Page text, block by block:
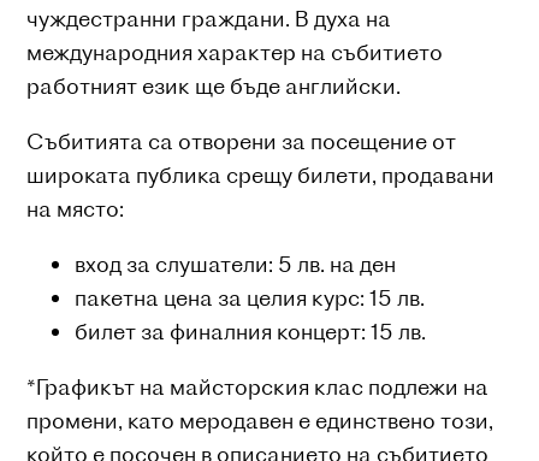
чуждестранни граждани. В духа на
международния характер на събитието
работният език ще бъде английски.
Събитията са отворени за посещение от
широката публика срещу билети, продавани
на място:
вход за слушатели: 5 лв. на ден
пакетна цена за целия курс: 15 лв.
билет за финалния концерт: 15 лв.
*Графикът на майсторския клас подлежи на
промени, като меродавен е единствено този,
който е посочен в описанието на събитието